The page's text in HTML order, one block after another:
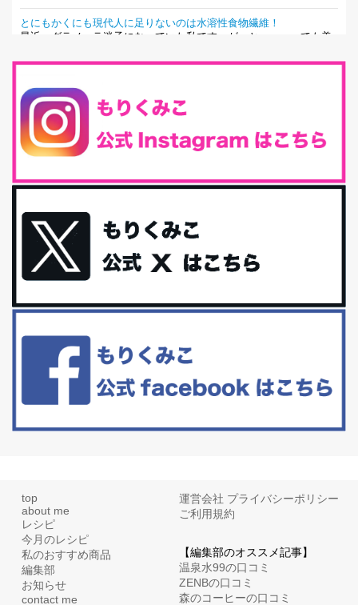
とにもかくにも現代人に足りないのは水溶性食物繊維！
最近、グラノーラ迷子になっていた私です。が、と〜〜〜っても美
腸内環境を整えることは、健康維持の中でいっちばん大事！だと私
は思っています。 ヒトの免...
iHerb特大セール終了間近！みんな何買う？
最近お風呂上がりの炭酸水をシリカシリカにしているんだけど確か
今回は、最近毎回定期的に購入している「楽天ふるさと納税」の返
礼品トップ５を紹介します。今までいろ...
更年期を穏やかに乗りきるために今できる５つのこと。
アラフィフからの体と心の整え方。 私も気づけばアラフィフ、これ
といった更年期症状はまだ...
白髪・美容・免疫力、現代人に足りないのは海藻！
リーブオイルorごま油をたらす。&n...
top
about me
レシピ
今月のレシピ
私のおすすめ商品
編集部
お知らせ
contact me
運営会社 プライバシーポリシー
ご利用規約
【編集部のオススメ記事】
温泉水99の口コミ
ZENBの口コミ
森のコーヒーの口コミ